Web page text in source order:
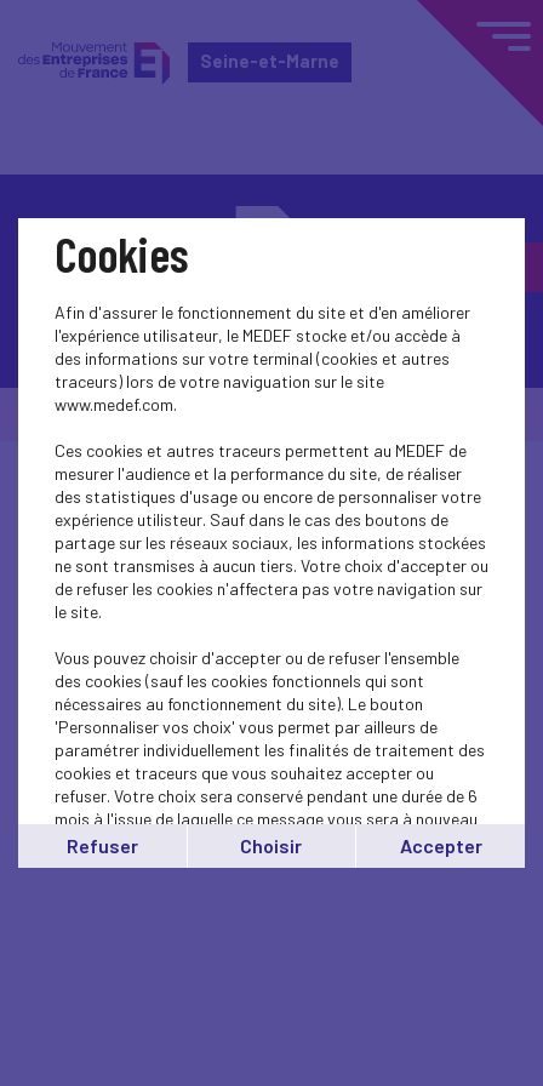
Seine-et-Marne
Contactez-nous
© Medef Seine-et-Marne 2026 -
Cookies
Afin d'assurer le fonctionnement du site et d'en améliorer
l'expérience utilisateur, le MEDEF stocke et/ou accède à
des informations sur votre terminal (cookies et autres
traceurs) lors de votre naviguation sur le site
www.medef.com.
Ces cookies et autres traceurs permettent au MEDEF de
mesurer l'audience et la performance du site, de réaliser
des statistiques d'usage ou encore de personnaliser votre
expérience utilisteur. Sauf dans le cas des boutons de
partage sur les réseaux sociaux, les informations stockées
ne sont transmises à aucun tiers. Votre choix d'accepter ou
de refuser les cookies n'affectera pas votre navigation sur
le site.
Vous pouvez choisir d'accepter ou de refuser l'ensemble
des cookies (sauf les cookies fonctionnels qui sont
nécessaires au fonctionnement du site). Le bouton
'Personnaliser vos choix' vous permet par ailleurs de
paramétrer individuellement les finalités de traitement des
cookies et traceurs que vous souhaitez accepter ou
refuser. Votre choix sera conservé pendant une durée de 6
mois à l'issue de laquelle ce message vous sera à nouveau
affiché..
Vous pouvez modifier votre choix à tout moment en
Refuser Choisir Accepter